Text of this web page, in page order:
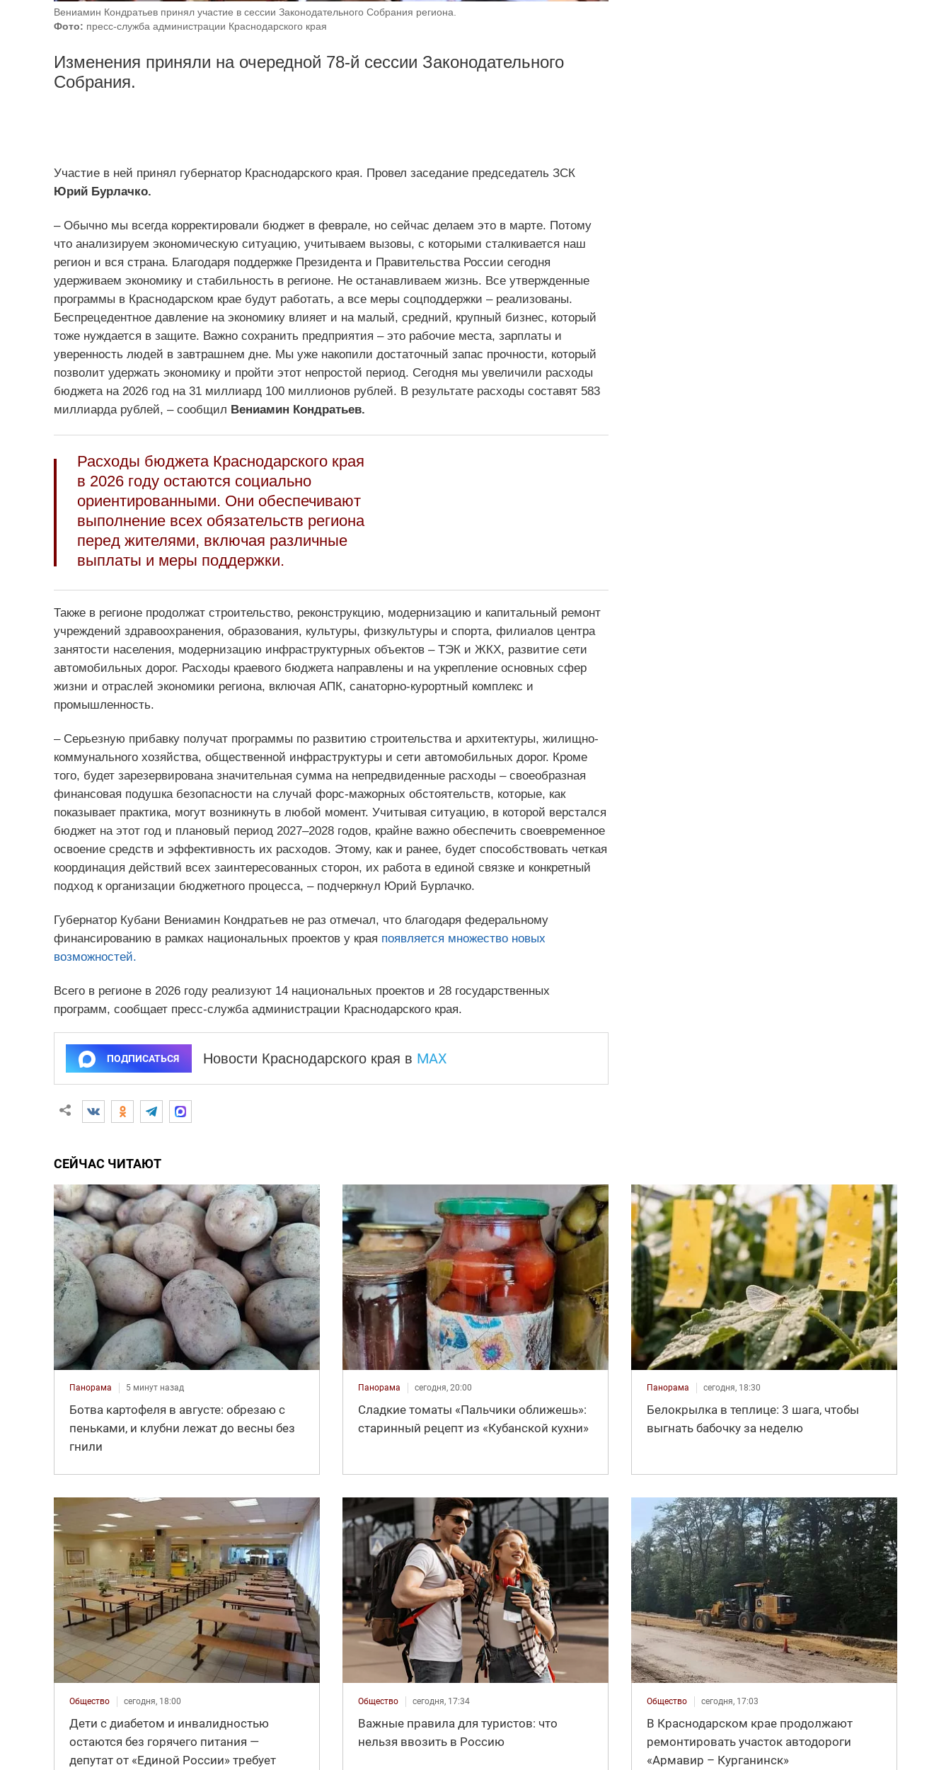
Вениамин Кондратьев принял участие в сессии Законодательного Собрания региона.
Фото: пресс-служба администрации Краснодарского края
Изменения приняли на очередной 78-й сессии Законодательного
Собрания.
Участие в ней принял губернатор Краснодарского края. Провел заседание председатель ЗСК
Юрий Бурлачко.
– Обычно мы всегда корректировали бюджет в феврале, но сейчас делаем это в марте. Потому
что анализируем экономическую ситуацию, учитываем вызовы, с которыми сталкивается наш
регион и вся страна. Благодаря поддержке Президента и Правительства России сегодня
удерживаем экономику и стабильность в регионе. Не останавливаем жизнь. Все утвержденные
программы в Краснодарском крае будут работать, а все меры соцподдержки – реализованы.
Беспрецедентное давление на экономику влияет и на малый, средний, крупный бизнес, который
тоже нуждается в защите. Важно сохранить предприятия – это рабочие места, зарплаты и
уверенность людей в завтрашнем дне. Мы уже накопили достаточный запас прочности, который
позволит удержать экономику и пройти этот непростой период. Сегодня мы увеличили расходы
бюджета на 2026 год на 31 миллиард 100 миллионов рублей. В результате расходы составят 583
миллиарда рублей, – сообщил Вениамин Кондратьев.
Расходы бюджета Краснодарского края
в 2026 году остаются социально
ориентированными. Они обеспечивают
выполнение всех обязательств региона
перед жителями, включая различные
выплаты и меры поддержки.
Также в регионе продолжат строительство, реконструкцию, модернизацию и капитальный ремонт
учреждений здравоохранения, образования, культуры, физкультуры и спорта, филиалов центра
занятости населения, модернизацию инфраструктурных объектов – ТЭК и ЖКХ, развитие сети
автомобильных дорог. Расходы краевого бюджета направлены и на укрепление основных сфер
жизни и отраслей экономики региона, включая АПК, санаторно-курортный комплекс и
промышленность.
– Серьезную прибавку получат программы по развитию строительства и архитектуры, жилищно-
коммунального хозяйства, общественной инфраструктуры и сети автомобильных дорог. Кроме
того, будет зарезервирована значительная сумма на непредвиденные расходы – своеобразная
финансовая подушка безопасности на случай форс-мажорных обстоятельств, которые, как
показывает практика, могут возникнуть в любой момент. Учитывая ситуацию, в которой верстался
бюджет на этот год и плановый период 2027–2028 годов, крайне важно обеспечить своевременное
освоение средств и эффективность их расходов. Этому, как и ранее, будет способствовать четкая
координация действий всех заинтересованных сторон, их работа в единой связке и конкретный
подход к организации бюджетного процесса, – подчеркнул Юрий Бурлачко.
Губернатор Кубани Вениамин Кондратьев не раз отмечал, что благодаря федеральному
финансированию в рамках национальных проектов у края появляется множество новых
возможностей.
Всего в регионе в 2026 году реализуют 14 национальных проектов и 28 государственных
программ, сообщает пресс-служба администрации Краснодарского края.
ПОДПИСАТЬСЯ Новости Краснодарского края в MAX
СЕЙЧАС ЧИТАЮТ
Панорама 5 минут назад
Ботва картофеля в августе: обрезаю с
пеньками, и клубни лежат до весны без
гнили
Панорама сегодня, 20:00
Сладкие томаты «Пальчики оближешь»:
старинный рецепт из «Кубанской кухни»
Панорама сегодня, 18:30
Белокрылка в теплице: 3 шага, чтобы
выгнать бабочку за неделю
Общество сегодня, 18:00
Дети с диабетом и инвалидностью
остаются без горячего питания —
депутат от «Единой России» требует
Общество сегодня, 17:34
Важные правила для туристов: что
нельзя ввозить в Россию
Общество сегодня, 17:03
В Краснодарском крае продолжают
ремонтировать участок автодороги
«Армавир – Курганинск»